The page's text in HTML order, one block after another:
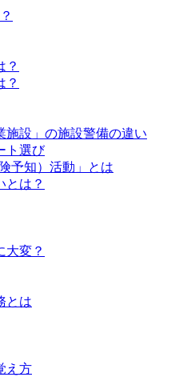
？
？
施設」の施設警備の違い
ト選び
予知）活動」とは
とは？
大変？
とは
え方